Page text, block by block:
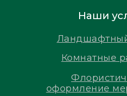
оформление
Комнатные
Наши